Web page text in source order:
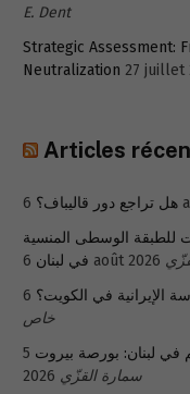
E. Dent
Strategic Assessment:
Neutralization 27 juillet
Articles
هل تراجع دور قاليباف؟
للطبقة الوسطى المنسية
في لبنان 6 août 2026
الإيرانية في الكويت؟
خاص
في لبنان: بورصة بيروت 5 août
2026 سمارة القزّي